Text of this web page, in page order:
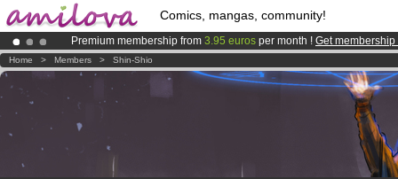
Comics, mangas, community!
Premium membership from 3.95 euros per month ! Get membership
Already 100000membersand 1000comics & mangas!.
AmilovaKickstarter is now LIVE!.
Home > Members > Shin-Shio